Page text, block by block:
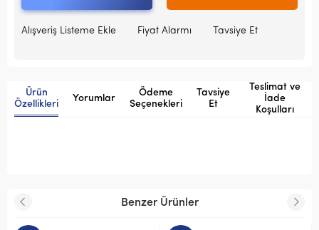
Alışveriş Listeme Ekle Fiyat Alarmı Tavsiye Et
Ürün
Özellikleri
Yorumlar
Ödeme
Seçenekleri
Tavsiye
Et
Teslimat ve
İade
Koşulları
Benzer Ürünler